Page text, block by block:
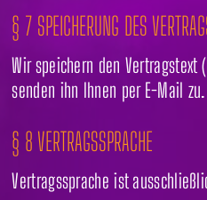
§ 7 SPEICHERUNG DES
Wir speichern den Vertragstext
senden ihn Ihnen per E-Mail zu.
§ 8 VERTRAGSSPRACHE
Vertragssprache ist